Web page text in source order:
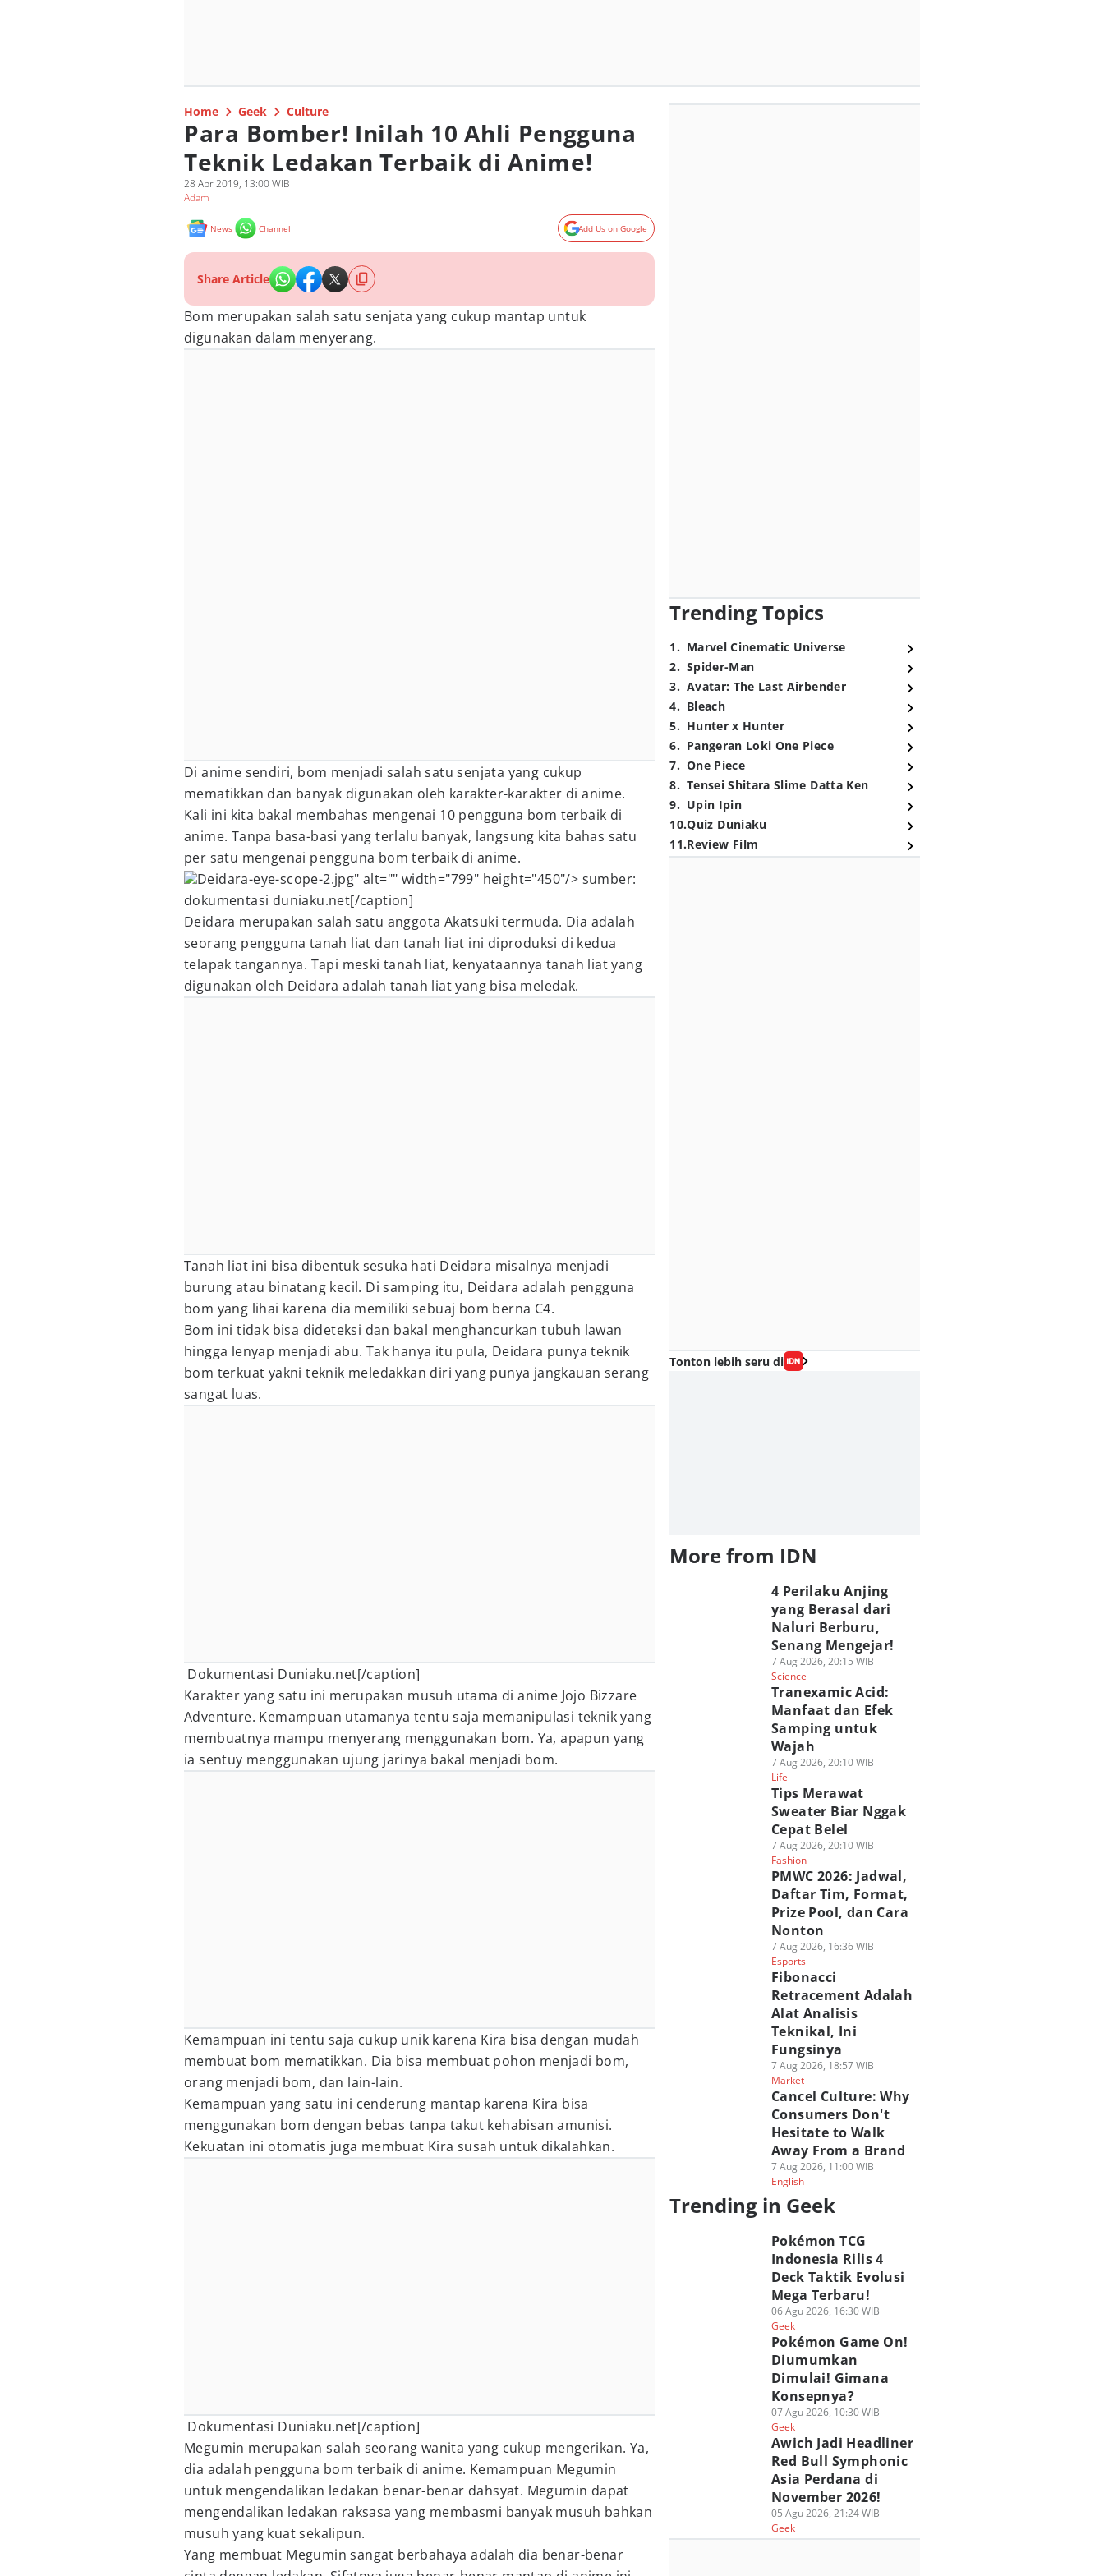
Home Geek Culture
Para Bomber! Inilah 10 Ahli Pengguna
Teknik Ledakan Terbaik di Anime!
28 Apr 2019, 13:00 WIB
Adam
News Channel Add Us on Google
Share Article
Bom merupakan salah satu senjata yang cukup mantap untuk
digunakan dalam menyerang.
Di anime sendiri, bom menjadi salah satu senjata yang cukup
mematikkan dan banyak digunakan oleh karakter-karakter di anime.
Kali ini kita bakal membahas mengenai 10 pengguna bom terbaik di
anime. Tanpa basa-basi yang terlalu banyak, langsung kita bahas satu
per satu mengenai pengguna bom terbaik di anime.
Deidara-eye-scope-2.jpg" alt="" width="799" height="450"/> sumber:
dokumentasi duniaku.net[/caption]
Deidara merupakan salah satu anggota Akatsuki termuda. Dia adalah
seorang pengguna tanah liat dan tanah liat ini diproduksi di kedua
telapak tangannya. Tapi meski tanah liat, kenyataannya tanah liat yang
digunakan oleh Deidara adalah tanah liat yang bisa meledak.
Tanah liat ini bisa dibentuk sesuka hati Deidara misalnya menjadi
burung atau binatang kecil. Di samping itu, Deidara adalah pengguna
bom yang lihai karena dia memiliki sebuaj bom berna C4.
Bom ini tidak bisa dideteksi dan bakal menghancurkan tubuh lawan
hingga lenyap menjadi abu. Tak hanya itu pula, Deidara punya teknik
bom terkuat yakni teknik meledakkan diri yang punya jangkauan serang
sangat luas.
Dokumentasi Duniaku.net[/caption]
Karakter yang satu ini merupakan musuh utama di anime Jojo Bizzare
Adventure. Kemampuan utamanya tentu saja memanipulasi teknik yang
membuatnya mampu menyerang menggunakan bom. Ya, apapun yang
ia sentuy menggunakan ujung jarinya bakal menjadi bom.
Kemampuan ini tentu saja cukup unik karena Kira bisa dengan mudah
membuat bom mematikkan. Dia bisa membuat pohon menjadi bom,
orang menjadi bom, dan lain-lain.
Kemampuan yang satu ini cenderung mantap karena Kira bisa
menggunakan bom dengan bebas tanpa takut kehabisan amunisi.
Kekuatan ini otomatis juga membuat Kira susah untuk dikalahkan.
Dokumentasi Duniaku.net[/caption]
Megumin merupakan salah seorang wanita yang cukup mengerikan. Ya,
dia adalah pengguna bom terbaik di anime. Kemampuan Megumin
untuk mengendalikan ledakan benar-benar dahsyat. Megumin dapat
mengendalikan ledakan raksasa yang membasmi banyak musuh bahkan
musuh yang kuat sekalipun.
Yang membuat Megumin sangat berbahaya adalah dia benar-benar
Trending Topics
1. Marvel Cinematic Universe
2. Spider-Man
3. Avatar: The Last Airbender
4. Bleach
5. Hunter x Hunter
6. Pangeran Loki One Piece
7. One Piece
8. Tensei Shitara Slime Datta Ken
9. Upin Ipin
10.Quiz Duniaku
11.Review Film
Tonton lebih seru di
More from IDN
4 Perilaku Anjing
yang Berasal dari
Naluri Berburu,
Senang Mengejar!
7 Aug 2026, 20:15 WIB
Science
Tranexamic Acid:
Manfaat dan Efek
Samping untuk
Wajah
7 Aug 2026, 20:10 WIB
Life
Tips Merawat
Sweater Biar Nggak
Cepat Belel
7 Aug 2026, 20:10 WIB
Fashion
PMWC 2026: Jadwal,
Daftar Tim, Format,
Prize Pool, dan Cara
Nonton
7 Aug 2026, 16:36 WIB
Esports
Fibonacci
Retracement Adalah
Alat Analisis
Teknikal, Ini
Fungsinya
7 Aug 2026, 18:57 WIB
Market
Cancel Culture: Why
Consumers Don't
Hesitate to Walk
Away From a Brand
7 Aug 2026, 11:00 WIB
English
Trending in Geek
Pokémon TCG
Indonesia Rilis 4
Deck Taktik Evolusi
Mega Terbaru!
06 Agu 2026, 16:30 WIB
Geek
Pokémon Game On!
Diumumkan
Dimulai! Gimana
Konsepnya?
07 Agu 2026, 10:30 WIB
Geek
Awich Jadi Headliner
Red Bull Symphonic
Asia Perdana di
November 2026!
05 Agu 2026, 21:24 WIB
Geek